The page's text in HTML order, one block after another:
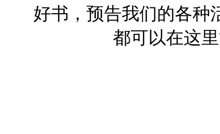
好书，预告我们的各种
都可以在这